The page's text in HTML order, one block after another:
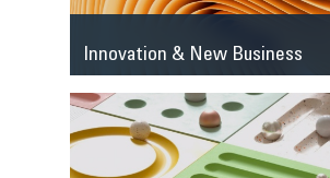
Innovation & New Business